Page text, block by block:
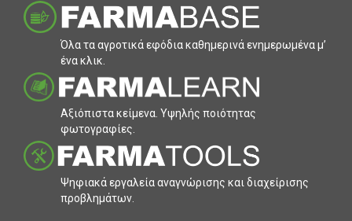
Όλα τα αγροτικά εφόδια καθηµερινά ενηµερωµένα µ’
ένα κλικ.
Αξιόπιστα κείµενα. Υψηλής ποιότητας
φωτογραφίες.
Ψηφιακά εργαλεία αναγνώρισης και διαχείρισης
προβληµάτων.